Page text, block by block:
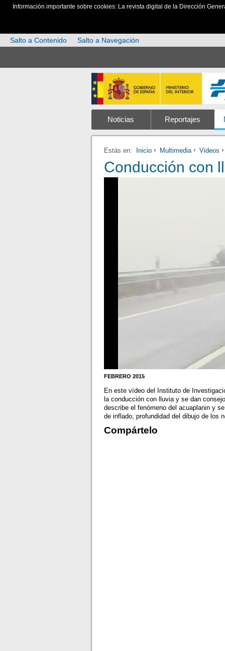
Información importante sobre cookies: La revista digital de la Dirección
Salto a Contenido Salto a Navegación
Noticias Reportajes
Estás en: Inicio Multimedia Videos
Conducción con
FEBRERO 2015
En este vídeo del Instituto de
la conducción con lluvia y se dan
describe el fenómeno del acuaplanin y
de inflado, profundidad del dibujo de
Compártelo